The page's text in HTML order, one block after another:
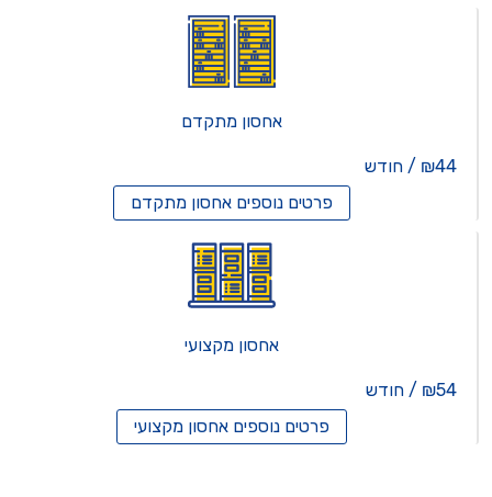
אחסון מתקדם
₪44 / חודש
פרטים נוספיםאחסון מתקדם
אחסון מקצועי
₪54 / חודש
פרטים נוספיםאחסון מקצועי